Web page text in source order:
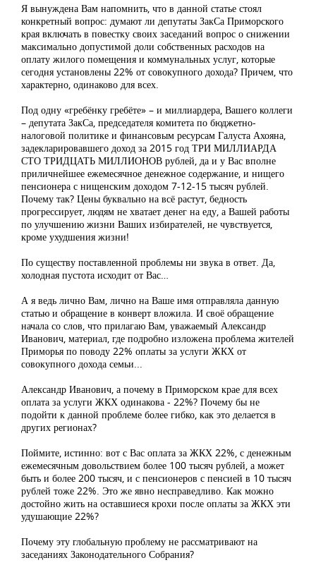
Я вынуждена Вам напомнить, что в данной статье стоял
конкретный вопрос: думают ли депутаты ЗакСа Приморского
края включать в повестку своих заседаний вопрос о снижении
максимально допустимой доли собственных расходов на
оплату жилого помещения и коммунальных услуг, которые
сегодня установлены 22% от совокупного дохода? Причем, что
характерно, одинаково для всех.
Под одну «гребёнку гребёте» – и миллиардера, Вашего коллеги
– депутата ЗакСа, председателя комитета по бюджетно-
налоговой политике и финансовым ресурсам Галуста Ахояна,
задекларировавшего доход за 2015 год ТРИ МИЛЛИАРДА
СТО ТРИДЦАТЬ МИЛЛИОНОВ рублей, да и у Вас вполне
приличнейшее ежемесячное денежное содержание, и нищего
пенсионера с нищенским доходом 7-12-15 тысяч рублей.
Почему так? Цены буквально на всё растут, бедность
прогрессирует, людям не хватает денег на еду, а Вашей работы
по улучшению жизни Ваших избирателей, не чувствуется,
кроме ухудшения жизни!
По существу поставленной проблемы ни звука в ответ. Да,
холодная пустота исходит от Вас…
А я ведь лично Вам, лично на Ваше имя отправляла данную
статью и обращение в конверт вложила. И своё обращение
начала со слов, что прилагаю Вам, уважаемый Александр
Иванович, материал, где подробно изложена проблема жителей
Приморья по поводу 22% оплаты за услуги ЖКХ от
совокупного дохода семьи...
Александр Иванович, а почему в Приморском крае для всех
оплата за услуги ЖКХ одинакова - 22%? Почему бы не
подойти к данной проблеме более гибко, как это делается в
других регионах?
Поймите, истинно: вот с Вас оплата за ЖКХ 22%, с денежным
ежемесячным довольствием более 100 тысяч рублей, а может
быть и более 200 тысяч, и с пенсионеров с пенсией в 10 тысяч
рублей тоже 22%. Это же явно несправедливо. Как можно
достойно жить на оставшиеся крохи после оплаты за ЖКХ эти
удушающие 22%?
Почему эту глобальную проблему не рассматривают на
заседаниях Законодательного Собрания?